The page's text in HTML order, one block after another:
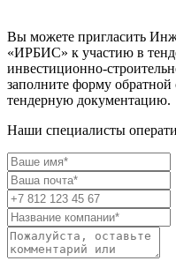
Вы можете пригласить
«ИРБИС» к участию в
инвестиционно-
заполните форму
тендерную документацию.
Наши специалисты